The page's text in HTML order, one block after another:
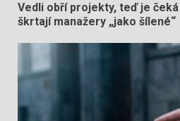
Vedli obří projekty, teď je
škrtají manažery „jako šílené“